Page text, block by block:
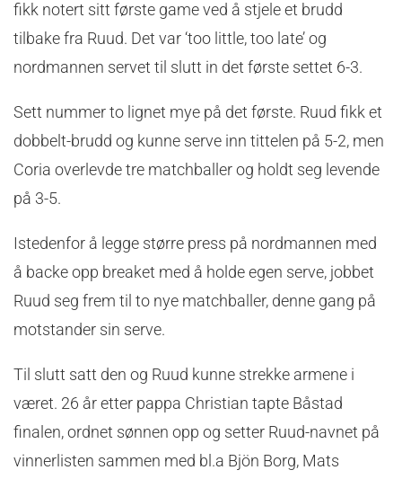
fikk notert sitt første game ved å stjele et brudd
tilbake fra Ruud. Det var ‘too little, too late’ og
nordmannen servet til slutt in det første settet 6-3.
Sett nummer to lignet mye på det første. Ruud fikk et
dobbelt-brudd og kunne serve inn tittelen på 5-2, men
Coria overlevde tre matchballer og holdt seg levende
på 3-5.
Istedenfor å legge større press på nordmannen med
å backe opp breaket med å holde egen serve, jobbet
Ruud seg frem til to nye matchballer, denne gang på
motstander sin serve.
Til slutt satt den og Ruud kunne strekke armene i
været. 26 år etter pappa Christian tapte Båstad
finalen, ordnet sønnen opp og setter Ruud-navnet på
vinnerlisten sammen med bl.a Bjön Borg, Mats